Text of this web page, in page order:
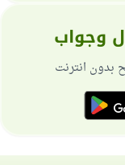
وجواب
بدون انترنت